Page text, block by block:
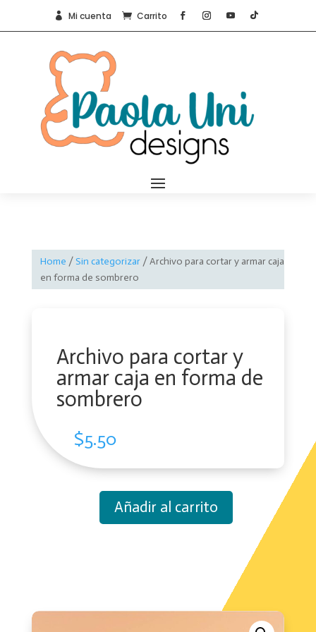
 Mi cuenta  Carrito
Home /Sin categorizar/ Archivo para cortar y armar caja
en forma de sombrero
Archivo para cortar y
armar caja en forma de
sombrero
$5.50
en
Añadir al carrito